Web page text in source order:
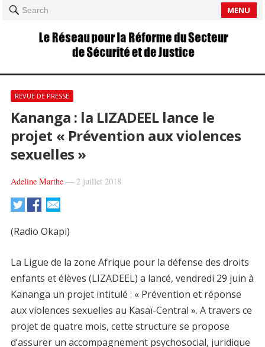
Search MENU
REVUE DE PRESSE
Kananga : la LIZADEEL lance le
projet « Prévention aux violences
sexuelles »
Adeline Marthe— 2 juillet 2018
(Radio Okapi)
La Ligue de la zone Afrique pour la défense des droits
enfants et élèves (LIZADEEL) a lancé, vendredi 29 juin à
Kananga un projet intitulé : « Prévention et réponse
aux violences sexuelles au Kasaï-Central ». A travers ce
projet de quatre mois, cette structure se propose
d’assurer un accompagnement psychosocial, juridique